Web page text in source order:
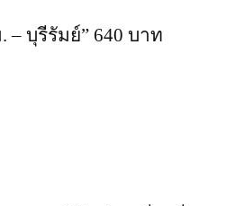
– บุรีรัมย์” 640 บาท